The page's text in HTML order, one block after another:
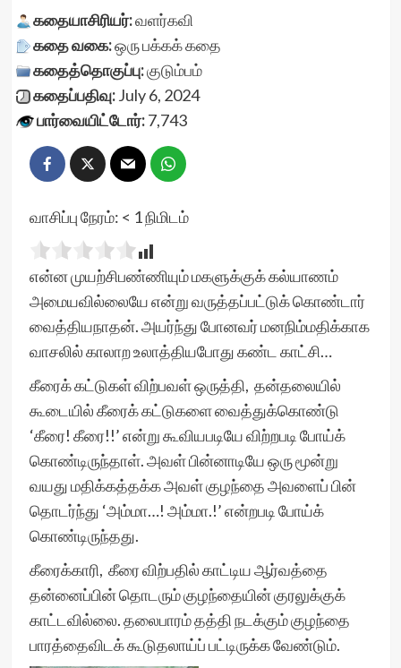
கதையாசிரியர்:வளர்கவி
கதை வகை:ஒரு பக்கக் கதை
கதைத்தொகுப்பு:குடும்பம்
கதைப்பதிவு:July 6, 2024
பார்வையிட்டோர்:7,743
வாசிப்பு நேரம்: < 1நிமிடம்
என்ன முயற்சிபண்ணியும் மகளுக்குக் கல்யாணம்
அமையவில்லையே என்று வருத்தப்பட்டுக் கொண்டார்
வைத்தியநாதன். அயர்ந்து போனவர் மனநிம்மதிக்காக
வாசலில் காலாற உலாத்தியபோது கண்ட காட்சி…
கீரைக் கட்டுகள் விற்பவள் ஒருத்தி, தன்தலையில்
கூடையில் கீரைக் கட்டுகளை வைத்துக்கொண்டு
‘கீரை! கீரை!!’ என்று கூவியபடியே விற்றபடி போய்க்
கொண்டிருந்தாள். அவள் பின்னாடியே ஒரு மூன்று
வயது மதிக்கத்தக்க அவள் குழந்தை அவளைப் பின்
தொடர்ந்து ‘அம்மா…! அம்மா.!’ என்றபடி போய்க்
கொண்டிருந்தது.
கீரைக்காரி, கீரை விற்பதில் காட்டிய ஆர்வத்தை
தன்னைப்பின் தொடரும் குழந்தையின் குரலுக்குக்
காட்டவில்லை. தலைபாரம் தத்தி நடக்கும் குழந்தை
பாரத்தைவிடக் கூடுதலாய்ப் பட்டிருக்க வேண்டும்.